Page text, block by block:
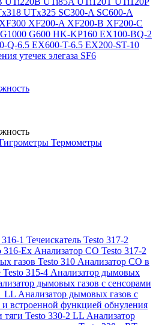
UTx325 SC300-A SC600-A
XF300 XF200-A XF200-B XF200-C
G1000 G600 HK-KP160 EX100-BQ-2
Q-6.5 EX600-T-6.5 EX200-ST-10
утечек элегаза SF6
Термометры
1 Течеискатель Testo 317-2
316-Ex Анализатор CO Testo 317-2
газов Testo 310 Анализатор CO в
315-4 Анализатор дымовых
дымовых газов с сенсорами
LL Анализатор дымовых газов с
встроенной функцией обнуления
тяги Testo 330-2 LL Анализатор